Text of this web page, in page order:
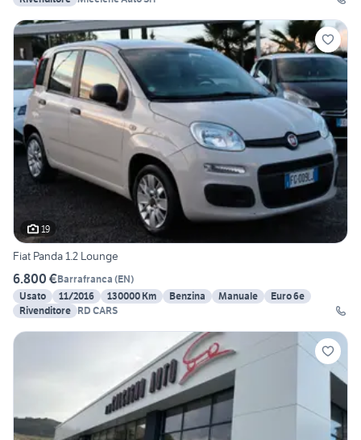
19
Fiat Panda 1.2 Lounge
6.800 €Barrafranca (EN)
Usato
11/2016 130000 Km Benzina Manuale
Euro 6e
Rivenditore RD CARS